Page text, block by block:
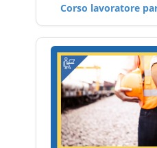
Corso lavoratore